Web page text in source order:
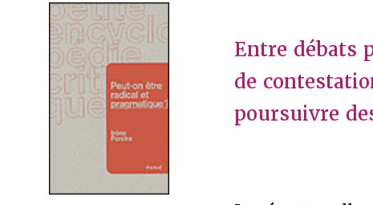
Entre débats
de
poursuivre